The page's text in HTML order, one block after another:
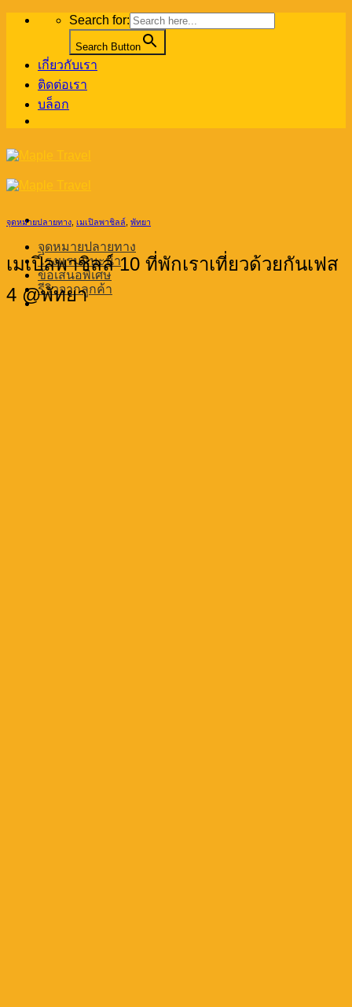
Skip
Search for:
Search Button
เกี่ยวกับเรา
ติดต่อเรา
บล็อก
จุดหมายปลายทาง
โรงแรมแนะนำ
ข้อเสนอพิเศษ
รีวิวจากลูกค้า
จุดหมายปลายทาง เมเปิลพาชิลล์ พัทยา
เมเปิลพาชิลล์ 10 ที่พักเราเที่ยวด้วยกันเฟส
4 @พัทยา